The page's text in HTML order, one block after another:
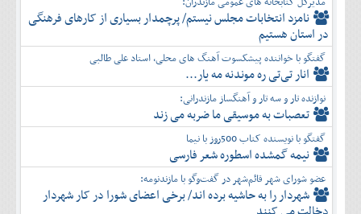
نامزد انتخابات مجلس نیستم/ پرچمدار بسیاری از کارهای فرهنگی
در استان هستیم
گفتگو با خواننده پیشکسوت آهنگ های محلی، استاد علی طالبی
انار تی‌تی ره موندنه مه یار...
نوازنده تار و سه تار و آهنگساز مازندرانی:
تعصبات به موسیقی ما ضربه می زند
گفتگو با نویسنده کتاب 500روز با نیما
نیمه گمشده اسطوره شعر فارسی
عضو شورای شهر قائم‌شهر در گفت‌و‌گو با مازندنومه:
شهردار را به حاشیه برده اند/ برخی اعضای شورا در کار شهردار